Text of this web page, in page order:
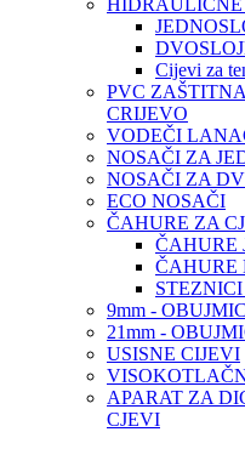
HIDRAULIČNE
Cijevi za
PVC
CRIJEVO
VODEČI
NOSAČI ZA
NOSAČI ZA
ECO NOSAČI
ČAHURE ZA
ČAHURE
ČAHURE
9mm -
21mm -
USISNE CIJEVI
APARAT ZA
CJEVI